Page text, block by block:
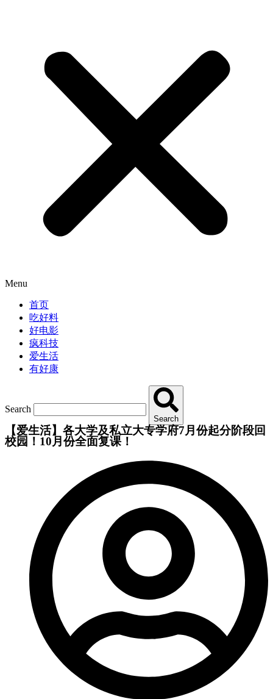
Menu
首页
吃好料
好电影
疯科技
爱生活
有好康
Search
Search
【爱生活】各大学及私立大专学府7月份起分阶段回
校园！10月份全面复课！